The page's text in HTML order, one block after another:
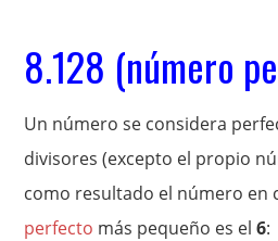
8.128 (número
Un número se considera
divisores (excepto el propio
como resultado el número en
perfecto más pequeño es el6: